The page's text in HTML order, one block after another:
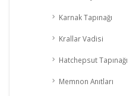
Karnak Tapınağı
Krallar Vadisi
Hatchepsut Tapınağı
Memnon Anıtları